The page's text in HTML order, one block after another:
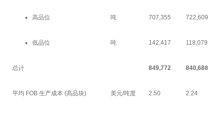
高品位 吨 707,355 722,609
低品位 吨 142,417 118,079
总计 849,772 840,688
平均 FOB 生产成本 (高品块) 美元/吨度 2.50 2.24